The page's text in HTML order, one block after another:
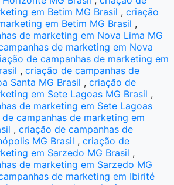
em Betim MG Brasil ,criação
em Betim MG Brasil ,
de marketing em Nova Lima MG
de marketing em Nova
de campanhas de marketing em
,criação de campanhas de
Santa MG Brasil ,criação de
em Sete Lagoas MG Brasil ,
de marketing em Sete Lagoas
campanhas de marketing em
,criação de campanhas de
MG Brasil ,criação de
em Sarzedo MG Brasil ,
de marketing em Sarzedo MG
de marketing em Ibirité